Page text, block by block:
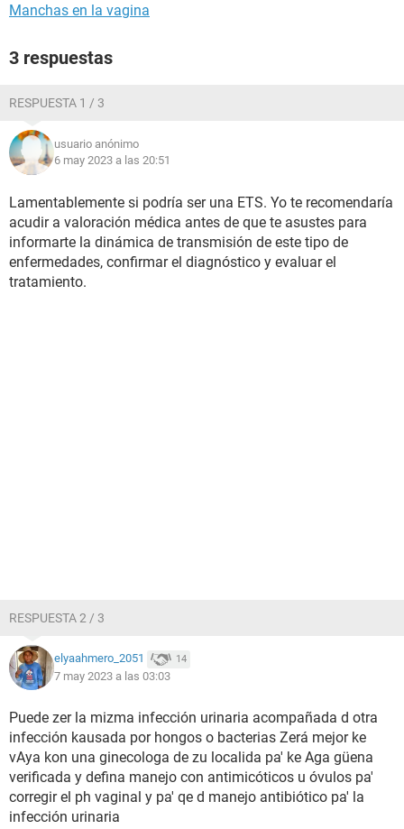
Manchas en la vagina
3 respuestas
RESPUESTA 1 / 3
usuario anónimo
6 may 2023 a las 20:51
Lamentablemente si podría ser una ETS. Yo te recomendaría
acudir a valoración médica antes de que te asustes para
informarte la dinámica de transmisión de este tipo de
enfermedades, confirmar el diagnóstico y evaluar el
tratamiento.
RESPUESTA 2 / 3
elyaahmero_2051 14
7 may 2023 a las 03:03
Puede zer la mizma infección urinaria acompañada d otra
infección kausada por hongos o bacterias Zerá mejor ke
vAya kon una ginecologa de zu localida pa' ke Aga güena
verificada y defina manejo con antimicóticos u óvulos pa'
corregir el ph vaginal y pa' qe d manejo antibiótico pa' la
infección urinaria